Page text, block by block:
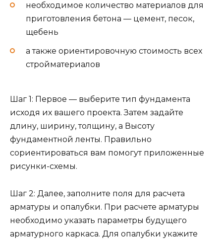
необходимое количество материалов для
приготовления бетона — цемент, песок,
щебень
а также ориентировочную стоимость всех
стройматериалов
Шаг 1: Первое — выберите тип фундамента
исходя их вашего проекта. Затем задайте
длину, ширину, толщину, а Высоту
фундаментной ленты. Правильно
сориентироваться вам помогут приложенные
рисунки-схемы.
Шаг 2: Далее, заполните поля для расчета
арматуры и опалубки. При расчете арматуры
необходимо указать параметры будущего
арматурного каркаса. Для опалубки укажите